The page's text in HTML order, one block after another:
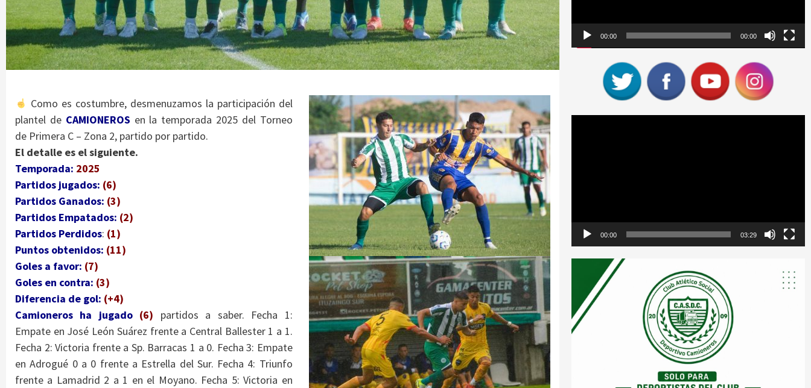
Como es costumbre, desmenuzamos la participación del
plantel de CAMIONEROS en la temporada 2025 del Torneo
de Primera C – Zona 2, partido por partido.
El detalle es el siguiente.
Temporada: 2025
Partidos jugados: (6)
Partidos Ganados: (3)
Partidos Empatados: (2)
Partidos Perdidos: (1)
Puntos obtenidos: (11)
Goles a favor: (7)
Goles en contra: (3)
Diferencia de gol: (+4)
Camioneros ha jugado(6) partidos a saber. Fecha 1:
Empate en José León Suárez frente a Central Ballester 1 a 1.
Fecha 2: Victoria frente a Sp. Barracas 1 a 0. Fecha 3: Empate
en Adrogué 0 a 0 frente a Estrella del Sur. Fecha 4: Triunfo
frente a Lamadrid 2 a 1 en el Moyano. Fecha 5: Victoria en
00:00 00:00
00:00 03:29